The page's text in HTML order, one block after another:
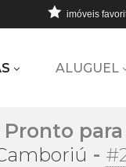
imóveis
ALUGUEL
Pronto
-